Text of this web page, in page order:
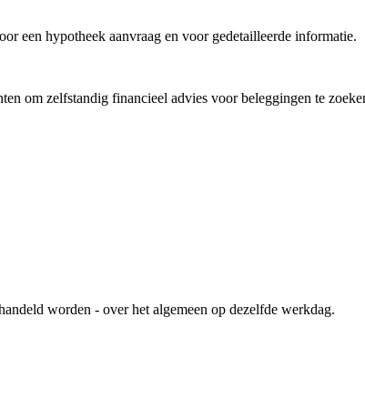
een hypotheek aanvraag en voor gedetailleerde informatie.
om zelfstandig financieel advies voor beleggingen te
worden - over het algemeen op dezelfde werkdag.